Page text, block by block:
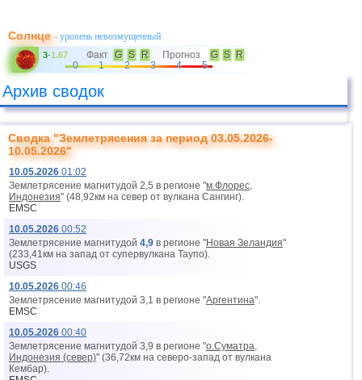
Солнце- уровень невозмущенный
3-1.67 Факт G S R Прогноз G S
R
0
1 2 3 4 5
Архив сводок
Сводка "Землетрясения за период 03.05.2026-
10.05.2026"
10.05.2026 01:02
Землетрясение магнитудой 2,5 в регионе "м.Флорес,
Индонезия" (48,92км на север от вyлкана Сангинг).
EMSC
10.05.2026 00:52
Землетрясение магнитудой 4,9 в регионе "Новая Зеландия"
(233,41км на запад от супервyлкана Таупо).
USGS
10.05.2026 00:46
Землетрясение магнитудой 3,1 в регионе "Аргентина".
EMSC
10.05.2026 00:40
Землетрясение магнитудой 3,9 в регионе "о.Суматра,
Индонезия (север)" (36,72км на северо-запад от вyлкана
Кембар).